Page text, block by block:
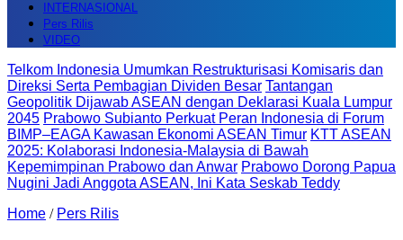
INTERNASIONAL
Pers Rilis
VIDEO
Telkom Indonesia Umumkan Restrukturisasi Komisaris dan
Direksi Serta Pembagian Dividen Besar Tantangan
Geopolitik Dijawab ASEAN dengan Deklarasi Kuala Lumpur
2045 Prabowo Subianto Perkuat Peran Indonesia di Forum
BIMP–EAGA Kawasan Ekonomi ASEAN Timur KTT ASEAN
2025: Kolaborasi Indonesia-Malaysia di Bawah
Kepemimpinan Prabowo dan Anwar Prabowo Dorong Papua
Nugini Jadi Anggota ASEAN, Ini Kata Seskab Teddy
Home / Pers Rilis